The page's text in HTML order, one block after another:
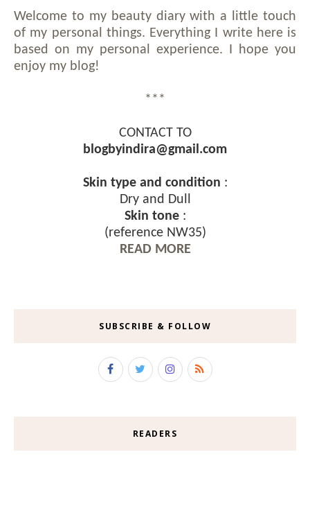
Welcome to my beauty diary with a little touch
of my personal things. Everything I write here is
based on my personal experience. I hope you
enjoy my blog!
***
CONTACT TO
blogbyindira@gmail.com
Skin type and condition :
Dry and Dull
Skin tone:
(reference NW35)
READ MORE
SUBSCRIBE & FOLLOW
READERS